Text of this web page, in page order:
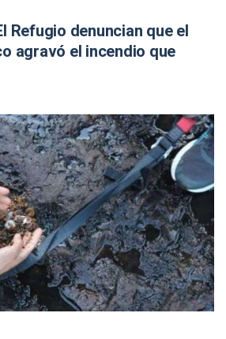
Refugio denuncian que el
agravó el incendio que